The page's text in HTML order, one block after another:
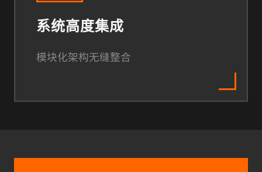
系统高度集成
模块化架构无缝整合